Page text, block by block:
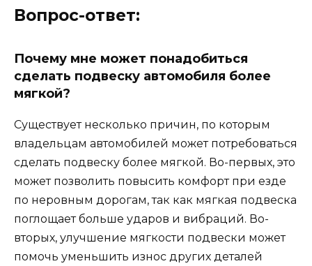
Вопрос-ответ:
Почему мне может понадобиться
сделать подвеску автомобиля более
мягкой?
Существует несколько причин, по которым
владельцам автомобилей может потребоваться
сделать подвеску более мягкой. Во-первых, это
может позволить повысить комфорт при езде
по неровным дорогам, так как мягкая подвеска
поглощает больше ударов и вибраций. Во-
вторых, улучшение мягкости подвески может
помочь уменьшить износ других деталей